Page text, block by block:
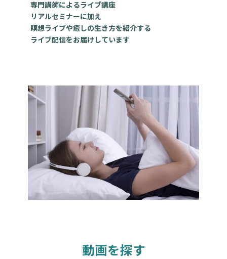
専門講師によるライブ講座
リアルセミナーに加え
瞑想ライブや癒しの生き方を紹介する
ライブ配信をお届けしています
動画を探す